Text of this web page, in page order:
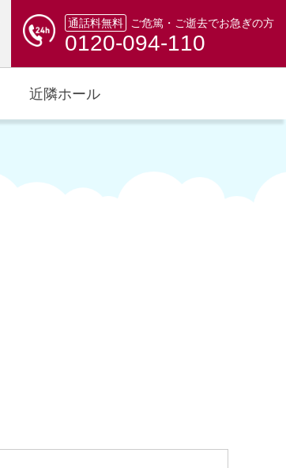
通話料無料 ご危篤・ご逝去でお急ぎの方
0120-094-110
近隣ホール